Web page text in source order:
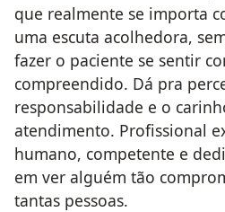
que realmente se importa
uma escuta acolhedora,
fazer o paciente se sentir
compreendido. Dá pra
responsabilidade e o
atendimento. Profissional
humano, competente e
em ver alguém tão
tantas pessoas.